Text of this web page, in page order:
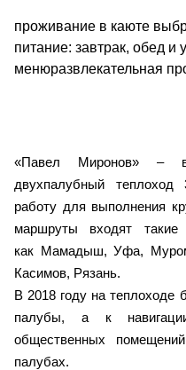
«Павел Миронов» –
двухпалубный
работу для выполнения
маршруты входят такие
как Мамадыш, Уфа,
Касимов, Рязань.
В 2018 году на
палубы, а к
общественных
палубах.
проживание в каюте
питание: завтрак, обед и
менюразвлекательная